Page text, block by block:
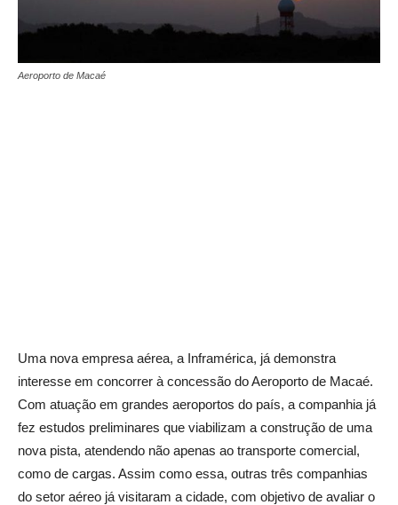
Aeroporto de Macaé
Uma nova empresa aérea, a Inframérica, já demonstra
interesse em concorrer à concessão do Aeroporto de Macaé.
Com atuação em grandes aeroportos do país, a companhia já
fez estudos preliminares que viabilizam a construção de uma
nova pista, atendendo não apenas ao transporte comercial,
como de cargas. Assim como essa, outras três companhias
do setor aéreo já visitaram a cidade, com objetivo de avaliar o